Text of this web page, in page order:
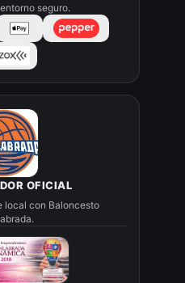
seguro.
OFICIAL
local con Baloncesto